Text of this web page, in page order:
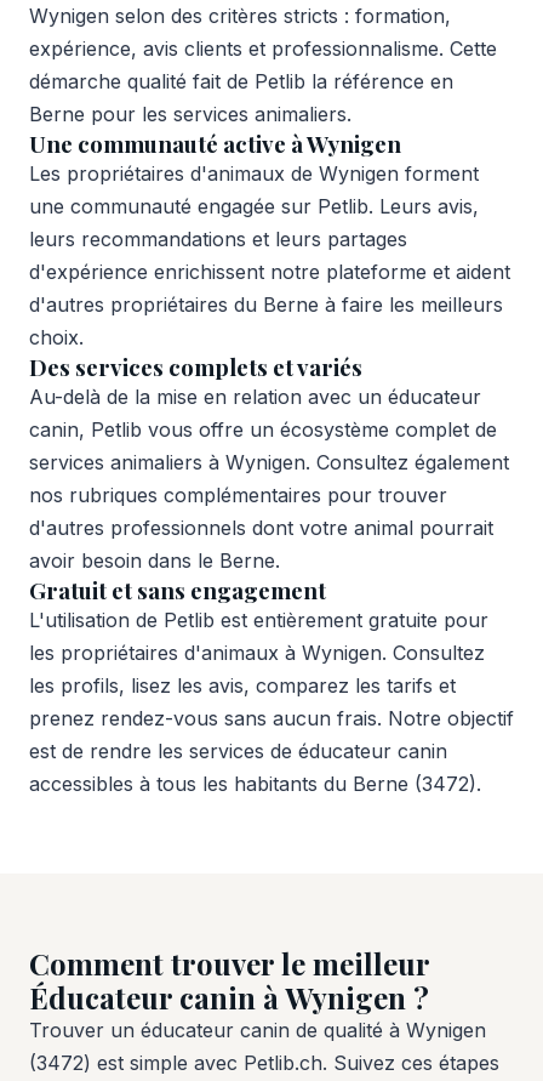
Wynigen selon des critères stricts : formation,
expérience, avis clients et professionnalisme. Cette
démarche qualité fait de Petlib la référence en
Berne pour les services animaliers.
Une communauté active à Wynigen
Les propriétaires d'animaux de Wynigen forment
une communauté engagée sur Petlib. Leurs avis,
leurs recommandations et leurs partages
d'expérience enrichissent notre plateforme et aident
d'autres propriétaires du Berne à faire les meilleurs
choix.
Des services complets et variés
Au-delà de la mise en relation avec un éducateur
canin, Petlib vous offre un écosystème complet de
services animaliers à Wynigen. Consultez également
nos rubriques complémentaires pour trouver
d'autres professionnels dont votre animal pourrait
avoir besoin dans le Berne.
Gratuit et sans engagement
L'utilisation de Petlib est entièrement gratuite pour
les propriétaires d'animaux à Wynigen. Consultez
les profils, lisez les avis, comparez les tarifs et
prenez rendez-vous sans aucun frais. Notre objectif
est de rendre les services de éducateur canin
accessibles à tous les habitants du Berne (3472).
Comment trouver le meilleur
Éducateur canin à Wynigen ?
Trouver un éducateur canin de qualité à Wynigen
(3472) est simple avec Petlib.ch. Suivez ces étapes